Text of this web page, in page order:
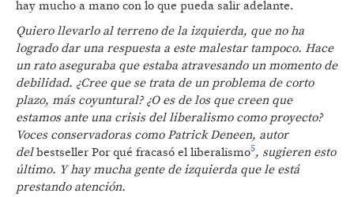
hay mucho a mano con lo que pueda salir adelante.
Quiero llevarlo al terreno de la izquierda, que no ha
logrado dar una respuesta a este malestar tampoco. Hace
un rato aseguraba que estaba atravesando un momento de
debilidad. ¿Cree que se trata de un problema de corto
plazo, más coyuntural? ¿O es de los que creen que
estamos ante una crisis del liberalismo como proyecto?
Voces conservadoras como Patrick Deneen, autor
delbestseller Por qué fracasó el liberalismo5, sugieren esto
último. Y hay mucha gente de izquierda que le está
prestando atención.